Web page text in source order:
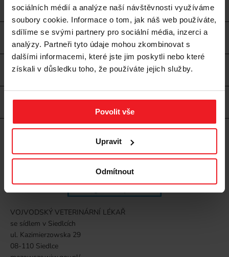
sociálních médií a analýze naší návštěvnosti využíváme
soubory cookie. Informace o tom, jak náš web používáte,
sdílíme se svými partnery pro sociální média, inzerci a
analýzy. Partneři tyto údaje mohou zkombinovat s
dalšími informacemi, které jste jim poskytli nebo které
získali v důsledku toho, že používáte jejich služby.
Povolit vše
Upravit
Odmítnout
INFORMACE
ZÓNA PRO PSY
ZÓNA PRO KOČKY
OSTATNÍ ZVÍŘATA
VOJVODSKÝ VETERINÁRNÍ LÉKAŘ
se sídlem v Siedlcích
ul. Kazimierzowska 29
08-110 Siedlce